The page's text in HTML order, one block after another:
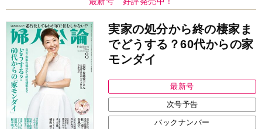
実家の処分から終の棲家ま
でどうする？60代からの家
モンダイ
最新号
次号予告
バックナンバー